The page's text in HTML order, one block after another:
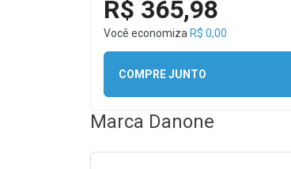
R$ 365,98
Você economiza R$ 0,00
COMPRE JUNTO
Marca Danone